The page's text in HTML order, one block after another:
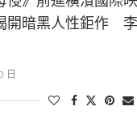
開暗黑人性鉅作
日